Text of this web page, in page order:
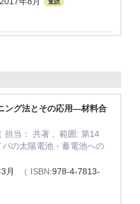
査読
ング法とその応用―材料合
担当： 共著 , 範囲: 第14
の太陽電池・蓄電池への
月
（ ISBN:978-4-7813-